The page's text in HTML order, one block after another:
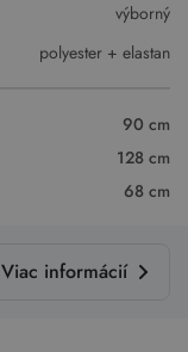
výborný
polyester + elastan
90 cm
128 cm
68 cm
Viac informácií